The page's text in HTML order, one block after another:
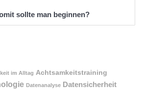
sollte man beginnen?
im Alltag Achtsamkeitstraining
Datenanalyse Datensicherheit